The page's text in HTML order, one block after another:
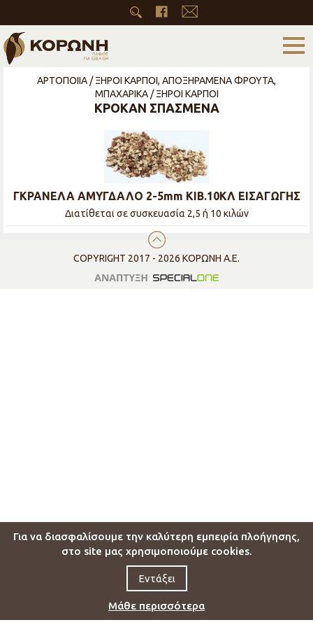
Για να διασφαλίσουμε την καλύτερη εμπειρία πλοήγησης,
στο site μας χρησιμοποιούμε cookies.
Εντάξει
Μάθε περισσότερα
ΑΡΤΟΠΟΙΙΑ / ΞΗΡΟΙ ΚΑΡΠΟΙ, ΑΠΟΞΗΡΑΜΕΝΑ ΦΡΟΥΤΑ,
ΜΠΑΧΑΡΙΚΑ / ΞΗΡΟΙ ΚΑΡΠΟΙ
ΚΡΟΚΑΝ ΣΠΑΣΜΕΝΑ
ΓΚΡΑΝΕΛΑ ΑΜΥΓΔΑΛΟ 2-5mm ΚIB.10ΚΛ ΕΙΣΑΓΩΓΗΣ
Διατίθεται σε συσκευασία 2,5 ή 10 κιλών
COPYRIGHT 2017 - 2026 ΚΟΡΩΝΗ Α.Ε.